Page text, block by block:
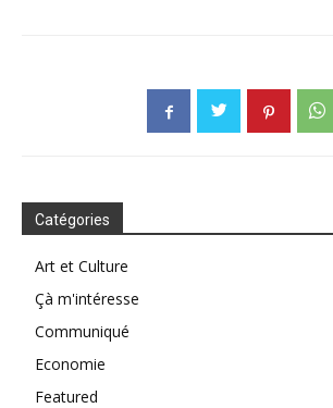
Catégories
Art et Culture
Çà m'intéresse
Communiqué
Economie
Featured